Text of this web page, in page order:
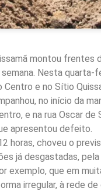
montou frentes
Nesta quarta-
e no Sítio
no início da
e na rua Oscar
apresentou defeito.
horas, choveu o
já desgastadas,
exemplo, que em
irregular, à rede